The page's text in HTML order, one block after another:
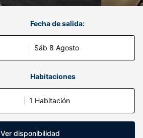
Fecha de salida:
Sáb 8 Agosto
Habitaciones
1 Habitación
Ver disponibilidad